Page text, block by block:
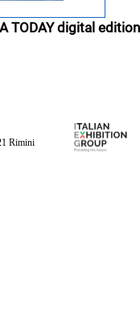
TODAY digital edition
Rimini